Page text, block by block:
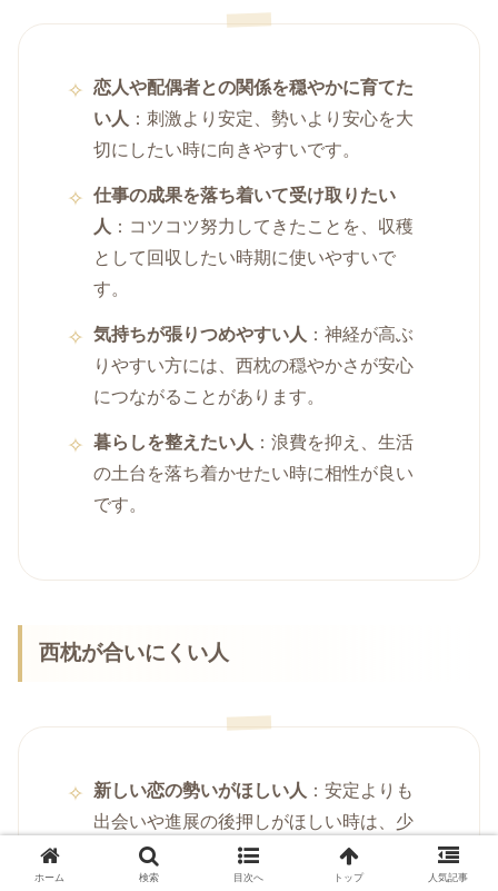
恋人や配偶者との関係を穏やかに育てた
い人 ：刺激より安定、勢いより安心を大
切にしたい時に向きやすいです。
仕事の成果を落ち着いて受け取りたい
人 ：コツコツ努力してきたことを、収穫
として回収したい時期に使いやすいで
す。
気持ちが張りつめやすい人 ：神経が高ぶ
りやすい方には、西枕の穏やかさが安心
につながることがあります。
暮らしを整えたい人 ：浪費を抑え、生活
の土台を落ち着かせたい時に相性が良い
です。
西枕が合いにくい人
新しい恋の勢いがほしい人 ：安定よりも
出会いや進展の後押しがほしい時は、少
し物足りなく感じることがあります。
ホーム 検索 目次へ トップ 人気記事